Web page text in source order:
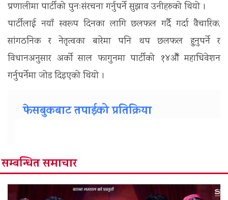
प्रणालीमा पार्टीको पुनःसंरचना गर्नुपर्ने सुझाव उनीहरुको थियो ।
पार्टीलाई नयाँ स्वरूप दिनका लागि छलफल गर्दै गर्दा वैचारिक,
सांगठनिक र नेतृत्वका बारेमा पनि थप छलफल हुनुपर्ने र
विधानअनुसार अर्को साल फागुनमा पार्टीको १४औँ महाधिवेशन
गर्नुपर्नेमा जोड दिइएको थियो ।
फेसबुकबाट तपाईको प्रतिक्रिया
सम्बन्धित समाचार